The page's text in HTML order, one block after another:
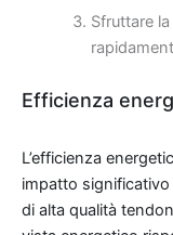
Sfruttare
Efficienza
L’efficienza
impatto
di alta qualità